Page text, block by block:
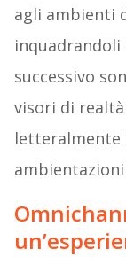
agli ambienti
inquadrandoli
successivo
visori di
letteralmente